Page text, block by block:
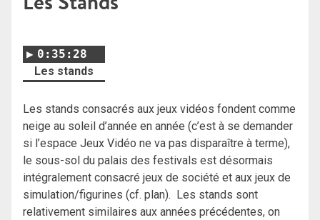
0:35:28
Les stands
Les stands consacrés aux jeux vidéos fondent comme
neige au soleil d’année en année (c’est à se demander
si l’espace Jeux Vidéo ne va pas disparaître à terme),
le sous-sol du palais des festivals est désormais
intégralement consacré jeux de société et aux jeux de
simulation/figurines (cf. plan). Les stands sont
relativement similaires aux années précédentes, on